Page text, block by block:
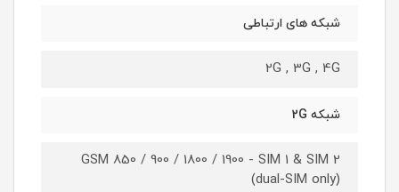
شبکه های ارتباطی
2G , 3G , 4G
شبکه 2G
GSM 850 / 900 / 1800 / 1900 - SIM 1 & SIM 2
(dual-SIM only)